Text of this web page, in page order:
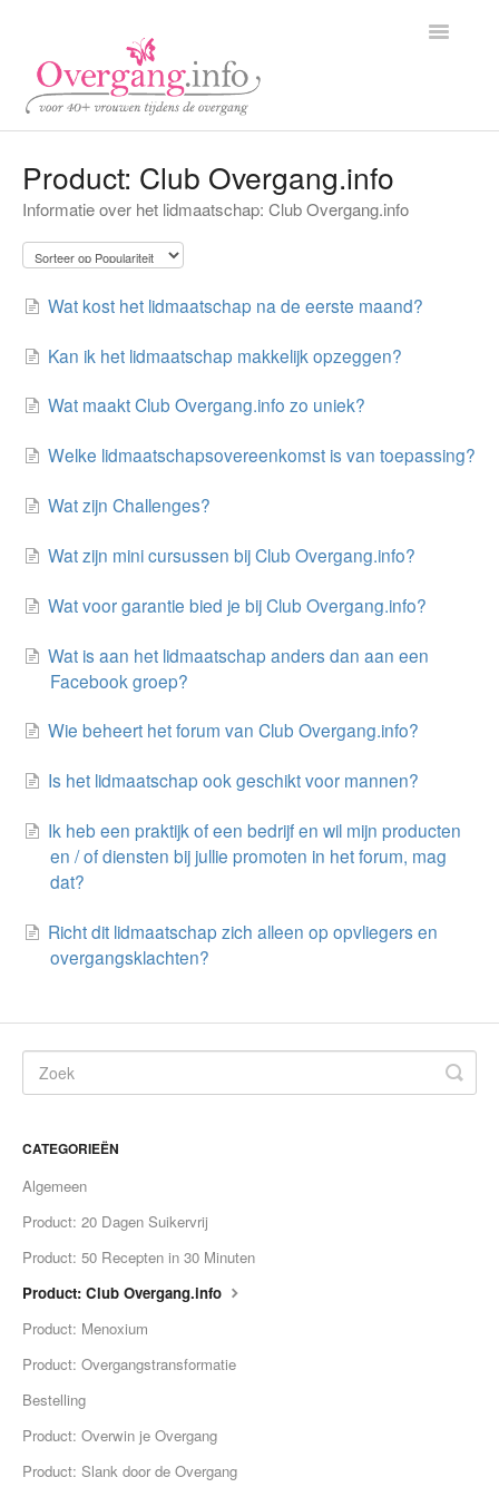
Toggle
Klantenservice
Contact
Product: Club Overgang.info
Informatie over het lidmaatschap: Club Overgang.info
Wat kost het lidmaatschap na de eerste maand?
Kan ik het lidmaatschap makkelijk opzeggen?
Wat maakt Club Overgang.info zo uniek?
Welke lidmaatschapsovereenkomst is van toepassing?
Wat zijn Challenges?
Wat zijn mini cursussen bij Club Overgang.info?
Wat voor garantie bied je bij Club Overgang.info?
Wat is aan het lidmaatschap anders dan aan een
Facebook groep?
Wie beheert het forum van Club Overgang.info?
Is het lidmaatschap ook geschikt voor mannen?
Ik heb een praktijk of een bedrijf en wil mijn producten
en / of diensten bij jullie promoten in het forum, mag
dat?
Richt dit lidmaatschap zich alleen op opvliegers en
overgangsklachten?
CATEGORIEËN
Algemeen
Product: 20 Dagen Suikervrij
Product: 50 Recepten in 30 Minuten
Product: Club Overgang.info
Product: Menoxium
Product: Overgangstransformatie
Bestelling
Product: Overwin je Overgang
Product: Slank door de Overgang